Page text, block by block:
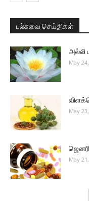
பல்சுவை செய்திகள்
அல்லி
May
May
May